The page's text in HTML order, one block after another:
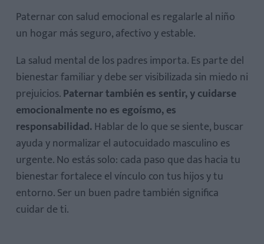
Paternar con salud emocional es regalarle al niño
un hogar más seguro, afectivo y estable.
La salud mental de los padres importa. Es parte del
bienestar familiar y debe ser visibilizada sin miedo ni
prejuicios.Paternar también es sentir, y cuidarse
emocionalmente no es egoísmo, es
responsabilidad.Hablar de lo que se siente, buscar
ayuda y normalizar el autocuidado masculino es
urgente. No estás solo: cada paso que das hacia tu
bienestar fortalece el vínculo con tus hijos y tu
entorno. Ser un buen padre también significa
cuidar de ti.